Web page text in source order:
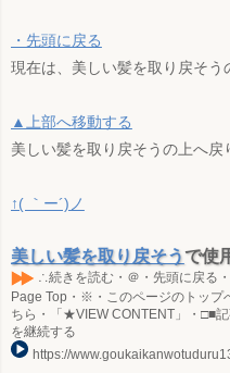
・先頭に戻る
現在は、美しい髪を取り戻そう
▲上部へ移動する
美しい髪を取り戻そうの上へ戻
↑( ｀ー´)ノ
美しい髪を取り戻そうで使
∴続きを読む・＠・先頭に戻る
Page Top・※・このページのトッ
ちら・「★VIEW CONTENT」・□■
を継続する
https://